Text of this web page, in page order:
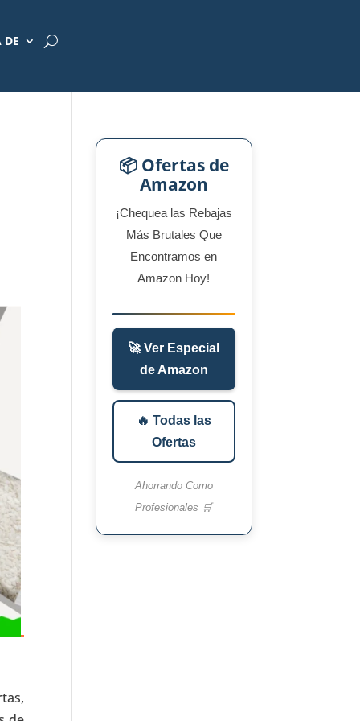
DE
📦 Ofertas de
Amazon
¡Chequea las Rebajas
Más Brutales Que
Encontramos en
Amazon Hoy!
🚀 Ver Especial
de Amazon
🔥 Todas las
Ofertas
Ahorrando Como
Profesionales 🛒